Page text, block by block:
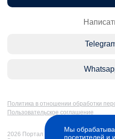
Политика в отношении обработки
Пользовательское соглашение
2026 Портал Бакалавр-Магистр:
Мы
посетителей и